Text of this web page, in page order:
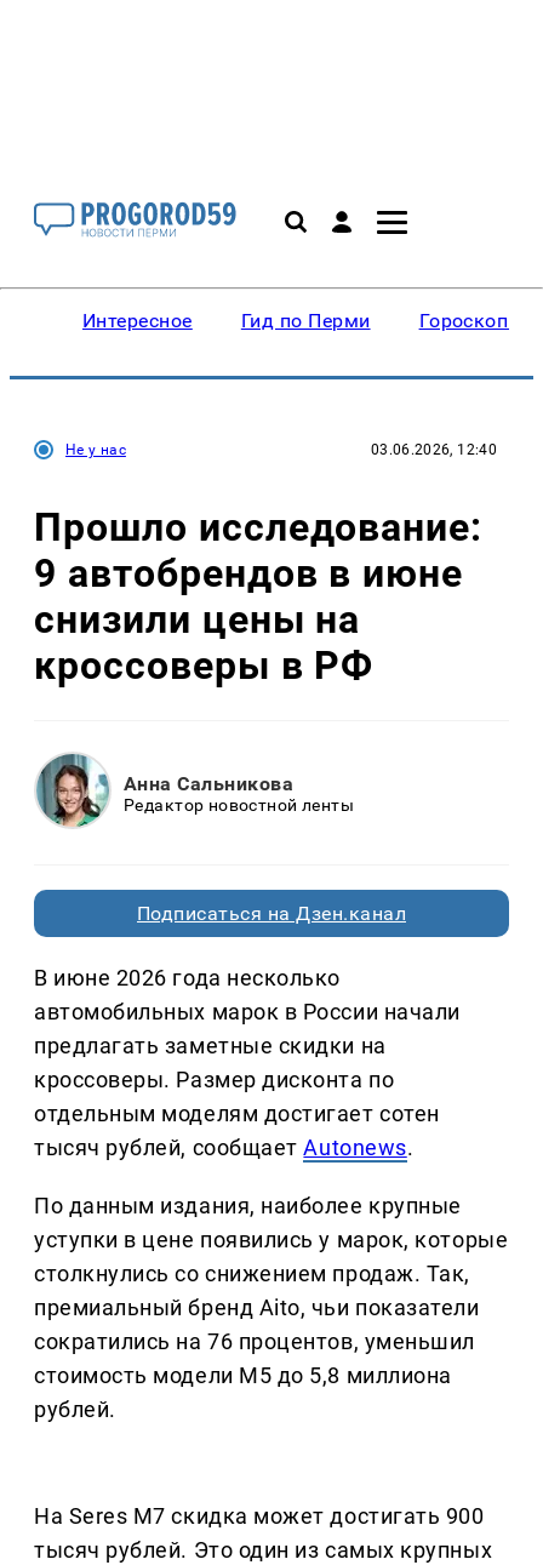
Интересное Гид по Перми Гороскопы
Не у нас 03.06.2026, 12:40
Прошло исследование:
9 автобрендов в июне
снизили цены на
кроссоверы в РФ
Анна Сальникова
Редактор новостной ленты
Подписаться на Дзен.канал
В июне 2026 года несколько
автомобильных марок в России начали
предлагать заметные скидки на
кроссоверы. Размер дисконта по
отдельным моделям достигает сотен
тысяч рублей, сообщаетAutonews.
По данным издания, наиболее крупные
уступки в цене появились у марок, которые
столкнулись со снижением продаж. Так,
премиальный бренд Aito, чьи показатели
сократились на 76 процентов, уменьшил
стоимость модели M5 до 5,8 миллиона
рублей.
На Seres M7 скидка может достигать 900
тысяч рублей. Это один из самых крупных